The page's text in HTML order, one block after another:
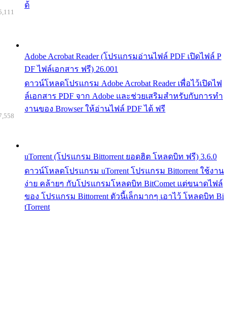
ด้
Adobe Acrobat Reader (โปรแกรมอ่านไฟล์ PDF เปิดไฟล์ P
DF ไฟล์เอกสาร ฟรี) 26.001
ดาวน์โหลดโปรแกรม Adobe Acrobat Reader เพื่อไว้เปิดไฟ
ล์เอกสาร PDF จาก Adobe และช่วยเสริมสำหรับกับการทำ
งานของ Browser ให้อ่านไฟล์ PDF ได้ ฟรี
uTorrent (โปรแกรม Bittorrent ยอดฮิต โหลดบิท ฟรี) 3.6.0
ดาวน์โหลดโปรแกรม uTorrent โปรแกรม Bittorrent ใช้งาน
ง่าย คล้ายๆ กับโปรแกรมโหลดบิท BitComet แต่ขนาดไฟล์
ของ โปรแกรม Bittorrent ตัวนี้เล็กมากๆ เอาไว้ โหลดบิท Bi
tTorrent